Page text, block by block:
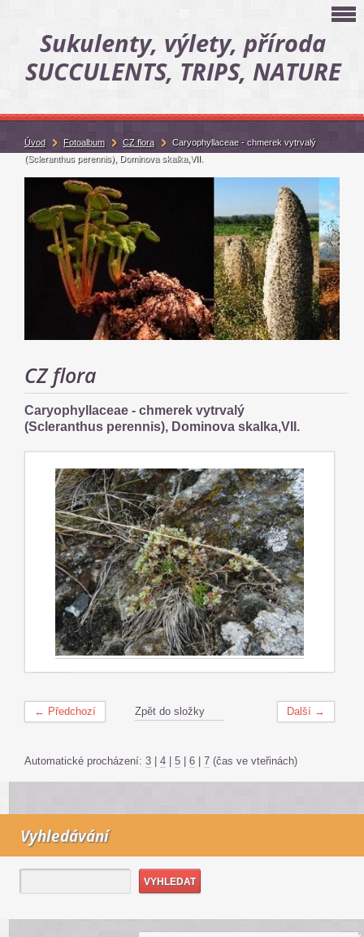
Sukulenty, výlety, příroda
SUCCULENTS, TRIPS, NATURE
CZ flora
Caryophyllaceae - chmerek vytrvalý
(Scleranthus perennis), Dominova skalka,VII.
← Předchozí Další →
Zpět do složky
Automatické procházení: 3 | 4 | 5 | 6 | 7 (čas ve vteřinách)
Vyhledávání
Úvod Fotoalbum CZ flora
Caryophyllaceae - chmerek vytrvalý
(Scleranthus perennis), Dominova skalka,VII.